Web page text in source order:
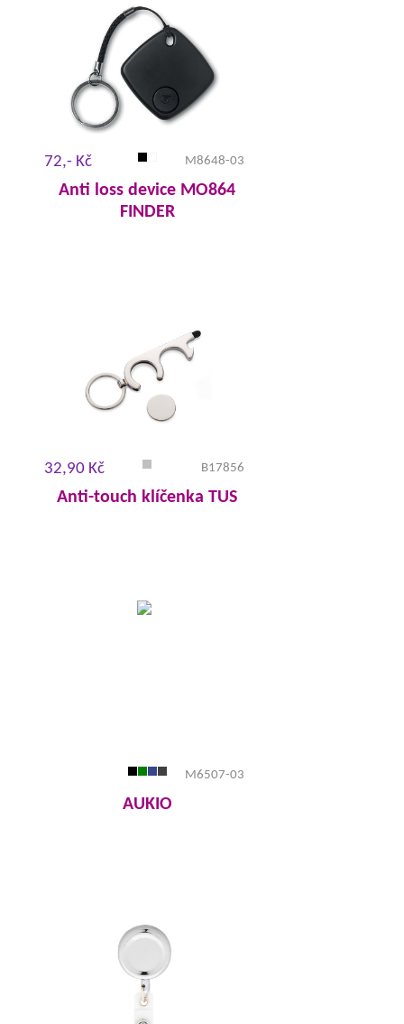
72,- Kč M8648-03
Anti loss device MO864
FINDER
32,90 Kč B17856
Anti-touch klíčenka TUS
M6507-03
AUKIO